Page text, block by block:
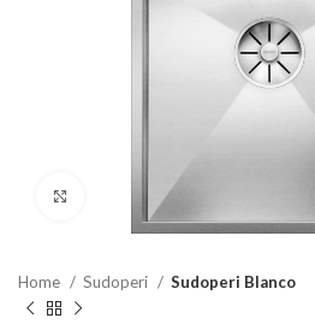
Kliknite za povećanje
Home Sudoperi Sudoperi Blanco